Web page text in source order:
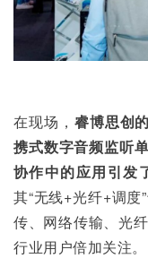
在现场， 睿博思创
携式数字音频监听
协作中的应用引发
其“无线+光纤+调
传、网络传输、光
行业用户倍加关注。